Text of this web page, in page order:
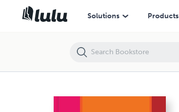
Solutions Products
Dosimetría en Radioterapia con Película Radiocrómica